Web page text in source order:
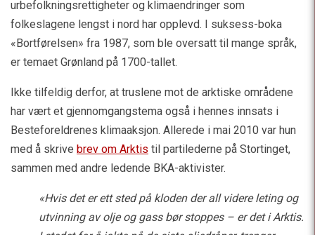
urbefolkningsrettigheter og klimaendringer som
folkeslagene lengst i nord har opplevd. I suksess-boka
«Bortførelsen» fra 1987, som ble oversatt til mange språk,
er temaet Grønland på 1700-tallet.
Ikke tilfeldig derfor, at truslene mot de arktiske områdene
har vært et gjennomgangstema også i hennes innsats i
Besteforeldrenes klimaaksjon. Allerede i mai 2010 var hun
med å skrive brev om Arktis til partilederne på Stortinget,
sammen med andre ledende BKA-aktivister.
«Hvis det er ett sted på kloden der all videre leting og
utvinning av olje og gass bør stoppes – er det i Arktis.